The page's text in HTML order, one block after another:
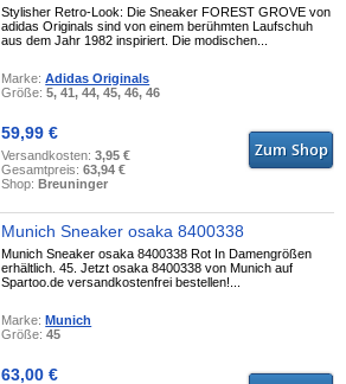
Stylisher Retro-Look: Die Sneaker FOREST GROVE von
adidas Originals sind von einem berühmten Laufschuh
aus dem Jahr 1982 inspiriert. Die modischen...
Marke:Adidas Originals
Größe:5, 41, 44, 45, 46, 46
59,99 €
Versandkosten:3,95 €
Gesamtpreis:63,94 €
Shop:Breuninger
Munich Sneaker osaka 8400338
Munich Sneaker osaka 8400338 Rot In Damengrößen
erhältlich. 45. Jetzt osaka 8400338 von Munich auf
Spartoo.de versandkostenfrei bestellen!...
Marke:Munich
Größe:45
63,00 €